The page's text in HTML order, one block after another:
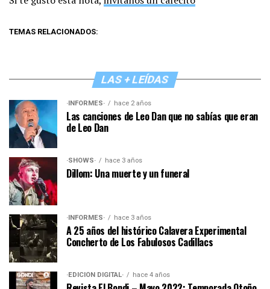
TEMAS RELACIONADOS:
LAS + LEÍDAS
·INFORMES· hace 2 años
Las canciones de Leo Dan que no sabías que eran
de Leo Dan
·SHOWS· hace 3 años
Dillom: Una muerte y un funeral
·INFORMES· hace 3 años
A 25 años del histórico Calavera Experimental
Concherto de Los Fabulosos Cadillacs
·EDICIÓN DIGITAL· hace 4 años